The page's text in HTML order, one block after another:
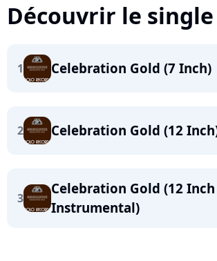
Découvrir le single
1 Celebration Gold (7 Inch)
2 Celebration Gold (12
3
Celebration Gold (12 Inch
Instrumental)